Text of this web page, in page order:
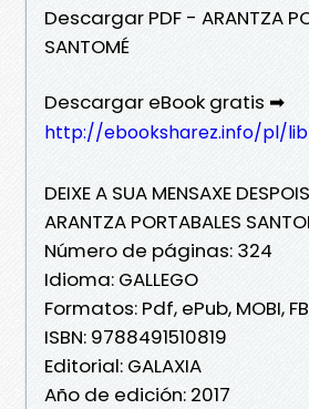
Descargar PDF - ARANTZA
SANTOMÉ
Descargar eBook gratis ➡
http://ebooksharez.info/pl/
DEIXE A SUA MENSAXE
ARANTZA PORTABALES
Número de páginas: 324
Idioma: GALLEGO
Formatos: Pdf, ePub, MOBI,
ISBN: 9788491510819
Editorial: GALAXIA
Año de edición: 2017